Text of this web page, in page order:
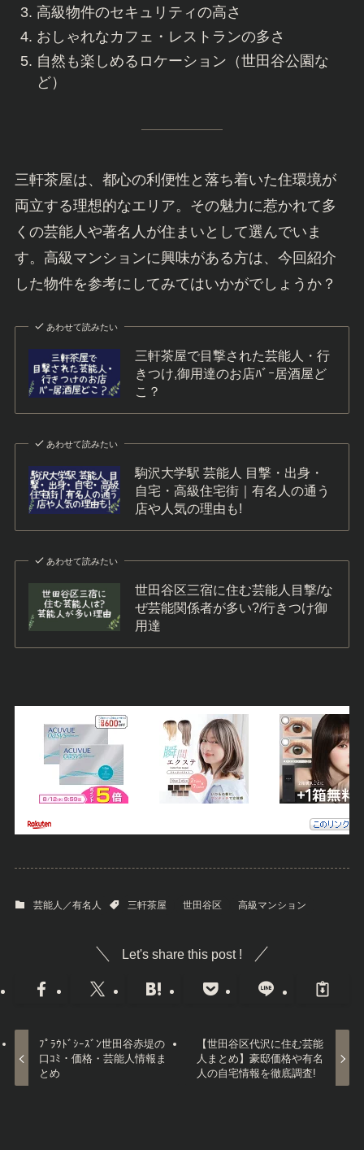
高級物件のセキュリティの高さ
おしゃれなカフェ・レストランの多さ
自然も楽しめるロケーション（世田谷公園な
ど）
三軒茶屋は、都心の利便性と落ち着いた住環境が
両立する理想的なエリア。その魅力に惹かれて多
くの芸能人や著名人が住まいとして選んでいま
す。高級マンションに興味がある方は、今回紹介
した物件を参考にしてみてはいかがでしょうか？
あわせて読みたい
三軒茶屋で目撃された芸能人・行
きつけ,御用達のお店ﾊﾞｰ居酒屋ど
こ？
あわせて読みたい
駒沢大学駅 芸能人 目撃・出身・
自宅・高級住宅街｜有名人の通う
店や人気の理由も!
あわせて読みたい
世田谷区三宿に住む芸能人目撃/な
ぜ芸能関係者が多い?/行きつけ御
用達
芸能人／有名人 三軒茶屋 世田谷区 高級マンション
Let's share this post !
ﾌﾟﾗｳﾄﾞｼｰｽﾞﾝ世田谷赤堤の
口ｺﾐ・価格・芸能人情報ま
とめ
【世田谷区代沢に住む芸能
人まとめ】豪邸価格や有名
人の自宅情報を徹底調査!